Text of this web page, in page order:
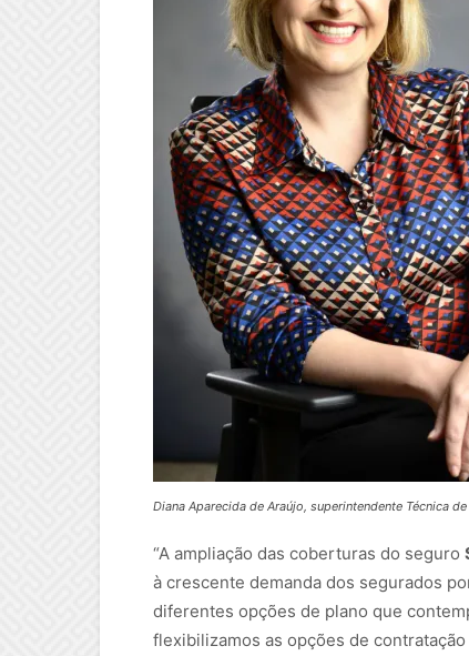
Diana Aparecida de Araújo, superintendente Técnica
“A ampliação das coberturas do seguro
à crescente demanda dos segurados
diferentes opções de plano que
flexibilizamos as opções de